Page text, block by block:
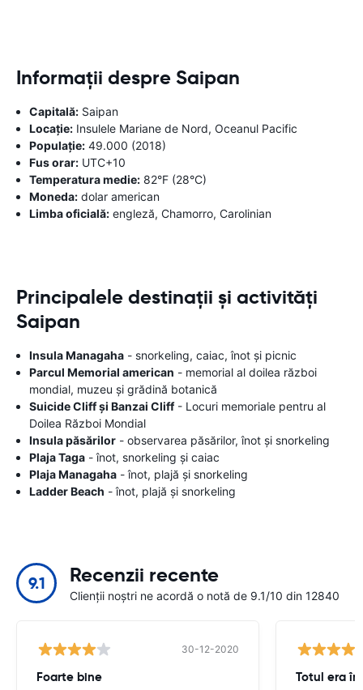
Informații despre Saipan
Capitală: Saipan
Locație: Insulele Mariane de Nord, Oceanul Pacific
Populație: 49.000 (2018)
Fus orar: UTC+10
Temperatura medie: 82°F (28°C)
Moneda: dolar american
Limba oficială: engleză, Chamorro, Carolinian
Principalele destinații și activități
Saipan
Insula Managaha - snorkeling, caiac, înot și picnic
Parcul Memorial american - memorial al doilea război
mondial, muzeu și grădină botanică
Suicide Cliff și Banzai Cliff- Locuri memoriale pentru al
Doilea Război Mondial
Insula păsărilor - observarea păsărilor, înot și snorkeling
Plaja Taga - înot, snorkeling și caiac
Plaja Managaha - înot, plajă și snorkeling
Ladder Beach - înot, plajă și snorkeling
9.1 Recenzii recente
Clienții noștri ne acordă o notă de 9.1/10 din 12840
30-12-2020
Foarte bine Totul era